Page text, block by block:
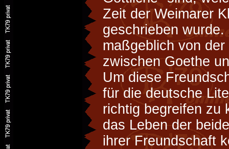
Zeit der Weimarer
geschrieben
maßgeblich von
zwischen Goethe
Um diese
für die deutsche
richtig begreifen zu
das Leben der
ihrer Freundschaft